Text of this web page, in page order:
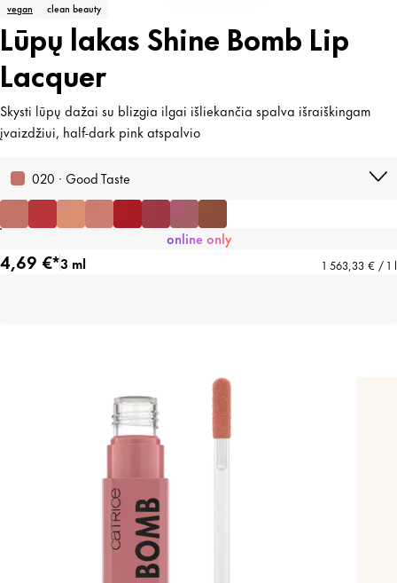
vegan clean beauty
Lūpų lakas Shine Bomb Lip
Lacquer
Skysti lūpų dažai su blizgia ilgai išliekančia spalva išraiškingam
įvaizdžiui, half-dark pink atspalvio
020 · Good Taste
online only
4,69 €*3 ml 1 563,33 € / 1 l